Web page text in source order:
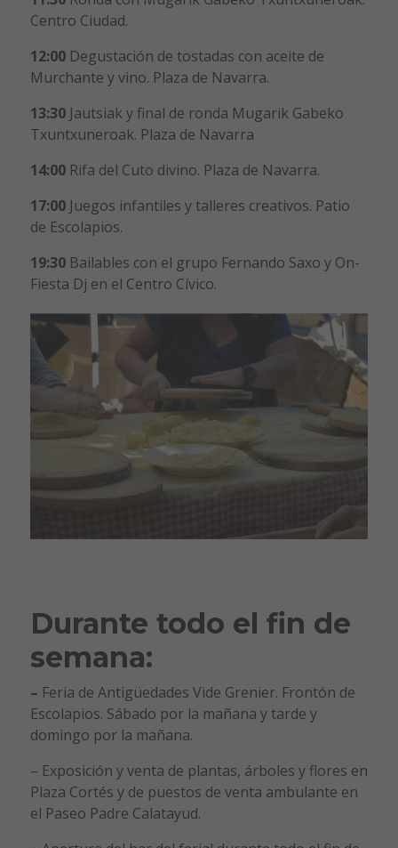
Centro Ciudad.
12:00Degustación de tostadas con aceite de
Murchante y vino. Plaza de Navarra.
13:30Jautsiak y final de ronda Mugarik Gabeko
Txuntxuneroak. Plaza de Navarra
14:00Rifa del Cuto divino. Plaza de Navarra.
17:00Juegos infantiles y talleres creativos. Patio
de Escolapios.
19:30Bailables con el grupo Fernando Saxo y On-
Fiesta Dj en el Centro Cívico.
Durante todo el fin de
semana:
– Feria de Antigüedades Vide Grenier. Frontón de
Escolapios. Sábado por la mañana y tarde y
domingo por la mañana.
– Exposición y venta de plantas, árboles y flores en
Plaza Cortés y de puestos de venta ambulante en
el Paseo Padre Calatayud.